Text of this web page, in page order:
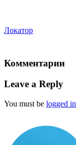
Локатор
Комментарии
Leave a Reply
You must be logged in